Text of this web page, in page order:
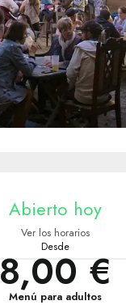
Abierto hoy
Ver los horarios
Desde
8,00 €
Menú para adultos